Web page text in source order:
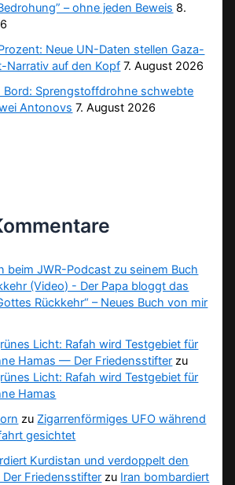
– ohne jeden Beweis 8.
Neue UN-Daten stellen Gaza-
Narrativ auf den Kopf 7. August 2026
Bord: Sprengstoffdrohne schwebte
Antonovs 7. August 2026
beim JWR-Podcast zu seinem Buch
(Video) - Der Papa bloggt das
Rückkehr“ – Neues Buch von mir
Licht: Rafah wird Testgebiet für
Hamas — Der Friedensstifter zu
Licht: Rafah wird Testgebiet für
Hamas
zu Zigarrenförmiges UFO während
gesichtet
Kurdistan und verdoppelt den
Friedensstifter zu Iran bombardiert